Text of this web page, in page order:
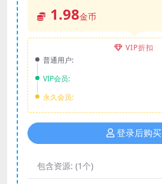
1.98金币
VIP折扣
普通用户:
VIP会员:
永久会员:
登录后购买
包含资源: (1个)